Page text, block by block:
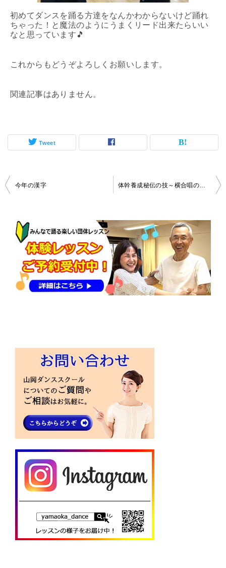
初めてダンスを踊る方達をなんかわからないけど踊れ
ちゃった！と魔法のようにうまくリード出来たらいい
なと思っています🎵
これからもどうぞよろしくお願いします。
関連記事はありません。
Tweet
投
今年の漢字 体幹養成秘伝の技～横合唱のポーズを伝授しました